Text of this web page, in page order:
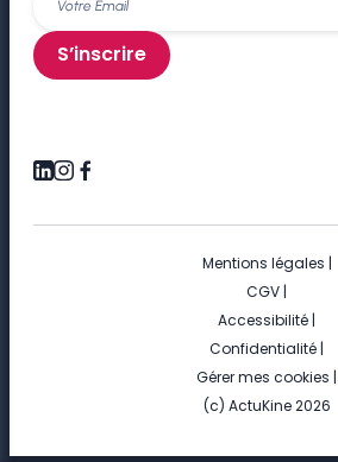
S’inscrire
Mentions légales |
CGV |
Accessibilité |
Confidentialité |
Gérer mes cookies |
(c) ActuKine 2026